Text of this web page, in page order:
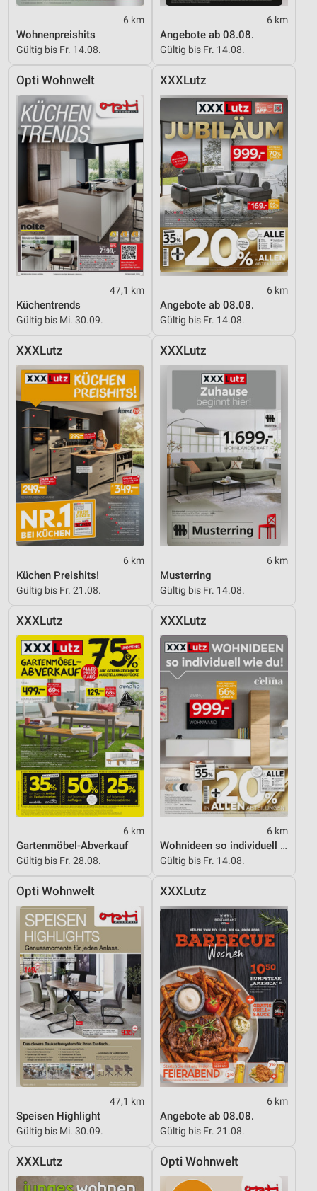
6 km
Wohnenpreishits
Gültig bis Fr. 14.08.
6 km
Angebote ab 08.08.
Gültig bis Fr. 14.08.
Opti Wohnwelt
47,1 km
Küchentrends
Gültig bis Mi. 30.09.
XXXLutz
6 km
Angebote ab 08.08.
Gültig bis Fr. 14.08.
XXXLutz
6 km
Küchen Preishits!
Gültig bis Fr. 21.08.
XXXLutz
6 km
Musterring
Gültig bis Fr. 14.08.
XXXLutz
6 km
Gartenmöbel-Abverkauf
Gültig bis Fr. 28.08.
XXXLutz
6 km
Wohnideen so individuell wie du!
Gültig bis Fr. 14.08.
Opti Wohnwelt
47,1 km
Speisen Highlight
Gültig bis Mi. 30.09.
XXXLutz
6 km
Angebote ab 08.08.
Gültig bis Fr. 21.08.
XXXLutz Opti Wohnwelt